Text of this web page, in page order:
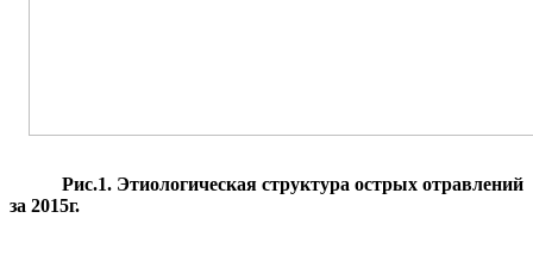
Рис.1. Этиологическая структура острых отравлений
за 2015г.